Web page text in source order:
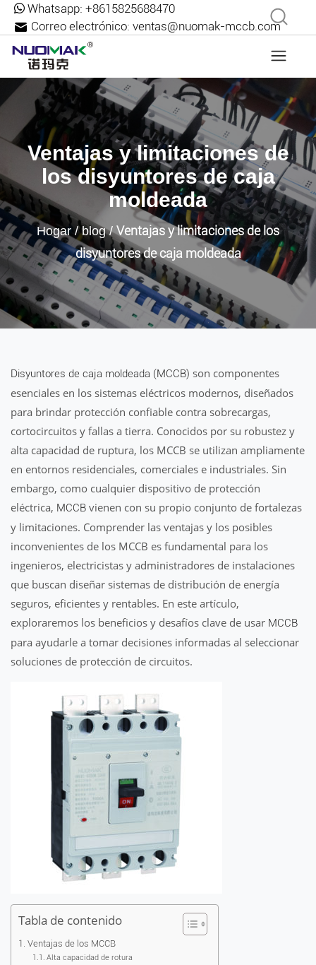
Whatsapp: +8615825688470
Correo electrónico: ventas@nuomak-mccb.com
Ventajas y limitaciones de
los disyuntores de caja
moldeada
Hogar /blog/Ventajas y limitaciones de los
disyuntores de caja moldeada
Disyuntores de caja moldeada (MCCB) son componentes
esenciales en los sistemas eléctricos modernos, diseñados
para brindar protección confiable contra sobrecargas,
cortocircuitos y fallas a tierra. Conocidos por su robustez y
alta capacidad de ruptura, los MCCB se utilizan ampliamente
en entornos residenciales, comerciales e industriales. Sin
embargo, como cualquier dispositivo de protección
eléctrica, MCCB vienen con su propio conjunto de fortalezas
y limitaciones. Comprender las ventajas y los posibles
inconvenientes de los MCCB es fundamental para los
ingenieros, electricistas y administradores de instalaciones
que buscan diseñar sistemas de distribución de energía
seguros, eficientes y rentables. En este artículo,
exploraremos los beneficios y desafíos clave de usar MCCB
para ayudarle a tomar decisiones informadas al seleccionar
soluciones de protección de circuitos.
Tabla de contenido
Ventajas de los MCCB
Alta capacidad de rotura